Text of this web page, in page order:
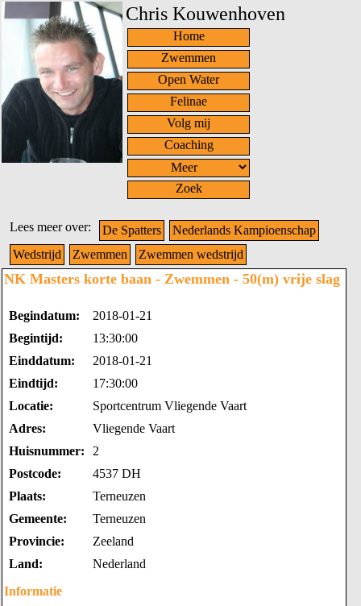
Chris Kouwenhoven
Home
Zwemmen
Open Water
Felinae
Volg mij
Coaching
Zoek
Lees meer over: De Spatters
Nederlands Kampioenschap
Wedstrijd
Zwemmen Zwemmen wedstrijd
NK Masters korte baan - Zwemmen - 50(m) vrije slag
Begindatum:
2018-01-21
Begintijd:
13:30:00
Einddatum:
2018-01-21
Eindtijd:
17:30:00
Locatie:
Sportcentrum Vliegende Vaart
Adres:
Vliegende Vaart
Huisnummer:
2
Postcode:
4537 DH
Plaats:
Terneuzen
Gemeente:
Terneuzen
Provincie:
Zeeland
Land:
Nederland
Informatie